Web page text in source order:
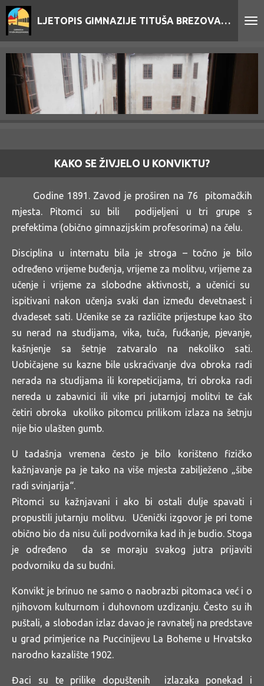
Skip
to
content
LJETOPIS GIMNAZIJE TITUŠA BREZOVAČKOG
KAKO SE ŽIVJELO U KONVIKTU?
Godine 1891. Zavod je proširen na 76 pitomačkih
mjesta. Pitomci su bili podijeljeni u tri grupe s
prefektima (obično gimnazijskim profesorima) na čelu.
Disciplina u internatu bila je stroga – točno je bilo
određeno vrijeme buđenja, vrijeme za molitvu, vrijeme za
učenje i vrijeme za slobodne aktivnosti, a učenici su
ispitivani nakon učenja svaki dan između devetnaest i
dvadeset sati. Učenike se za različite prijestupe kao što
su nerad na studijama, vika, tuča, fućkanje, pjevanje,
kašnjenje sa šetnje zatvaralo na nekoliko sati.
Uobičajene su kazne bile uskraćivanje dva obroka radi
nerada na studijama ili korepeticijama, tri obroka radi
nereda u zabavnici ili vike pri jutarnjoj molitvi te čak
četiri obroka ukoliko pitomcu prilikom izlaza na šetnju
nije bio ulašten gumb.
U tadašnja vremena često je bilo korišteno fizičko
kažnjavanje pa je tako na više mjesta zabilježeno „šibe
radi svinjarija“.
Pitomci su kažnjavani i ako bi ostali dulje spavati i
propustili jutarnju molitvu. Učenički izgovor je pri tome
obično bio da nisu čuli podvornika kad ih je budio. Stoga
je određeno da se moraju svakog jutra prijaviti
podvorniku da su budni.
Konvikt je brinuo ne samo o naobrazbi pitomaca već i o
njihovom kulturnom i duhovnom uzdizanju. Često su ih
puštali, a slobodan izlaz davao je ravnatelj na predstave
u grad primjerice na Puccinijevu La Boheme u Hrvatsko
narodno kazalište 1902.
Đaci su te prilike dopuštenih izlazaka ponekad i